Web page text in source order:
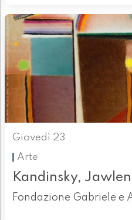
Giovedì 23
Arte
Kandinsky,
Fondazione Gabriele e